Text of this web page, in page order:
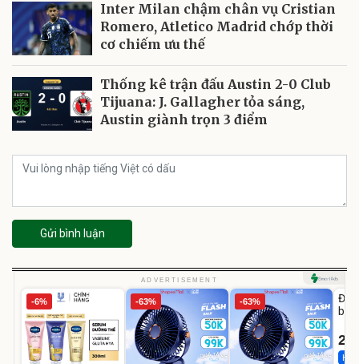
Inter Milan chậm chân vụ Cristian
Romero, Atletico Madrid chớp thời
cơ chiếm ưu thế
Thống kê trận đấu Austin 2-0 Club
Tijuana: J. Gallagher tỏa sáng,
Austin giành trọn 3 điểm
Gửi bình luận
ADVERTISEMENT
-6% -63% -63%
Đai
bé
Hot